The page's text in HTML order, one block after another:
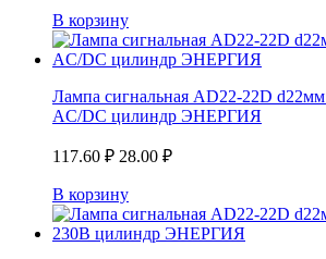
В корзину
Лампа сигнальная AD22-22D
AC/DC цилиндр ЭНЕРГИЯ
117.60 ₽ 28.00 ₽
В корзину